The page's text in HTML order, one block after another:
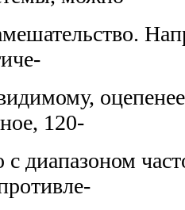
120-
с диапазоном